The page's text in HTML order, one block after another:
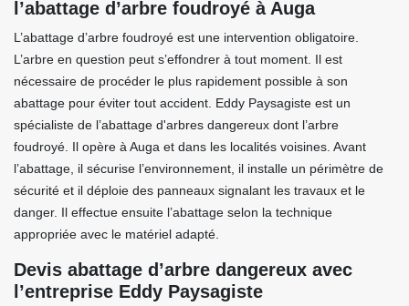
l’abattage d’arbre foudroyé à Auga
L’abattage d’arbre foudroyé est une intervention obligatoire.
L’arbre en question peut s’effondrer à tout moment. Il est
nécessaire de procéder le plus rapidement possible à son
abattage pour éviter tout accident. Eddy Paysagiste est un
spécialiste de l’abattage d'arbres dangereux dont l’arbre
foudroyé. Il opère à Auga et dans les localités voisines. Avant
l’abattage, il sécurise l’environnement, il installe un périmètre de
sécurité et il déploie des panneaux signalant les travaux et le
danger. Il effectue ensuite l’abattage selon la technique
appropriée avec le matériel adapté.
Devis abattage d’arbre dangereux avec
l’entreprise Eddy Paysagiste